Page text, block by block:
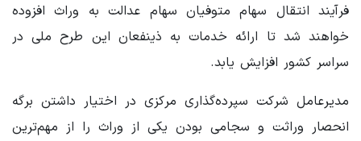
فرآیند انتقال سهام متوفیان سهام عدالت به وراث افزوده
خواهند شد تا ارائه خدمات به ذینفعان این طرح ملی در
سراسر کشور افزایش یابد.
مدیرعامل شرکت سپرده‌گذاری مرکزی در اختیار داشتن برگه
انحصار وراثت و سجامی بودن یکی از وراث را از مهم‌ترین